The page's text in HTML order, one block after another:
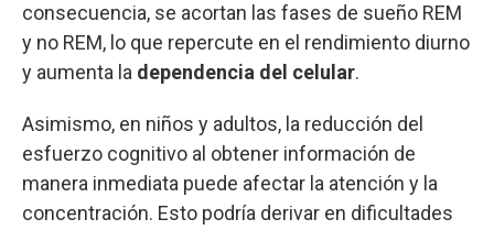
consecuencia, se acortan las fases de sueño REM
y no REM, lo que repercute en el rendimiento diurno
y aumenta la dependencia del celular.
Asimismo, en niños y adultos, la reducción del
esfuerzo cognitivo al obtener información de
manera inmediata puede afectar la atención y la
concentración. Esto podría derivar en dificultades